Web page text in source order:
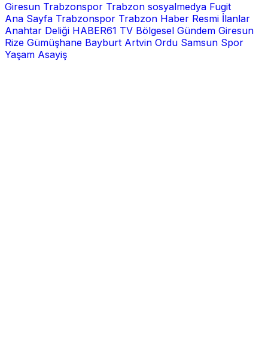
Giresun Trabzonspor Trabzon sosyalmedya Fugit
Ana Sayfa Trabzonspor Trabzon Haber Resmi İlanlar
Anahtar Deliği HABER61 TV Bölgesel Gündem Giresun
Rize Gümüşhane Bayburt Artvin Ordu Samsun Spor
Yaşam Asayiş